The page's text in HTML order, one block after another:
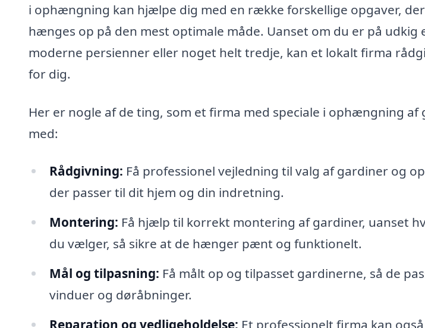
i ophængning kan hjælpe dig med en række forskellige opgaver,
hænges op på den mest optimale måde. Uanset om du er på udkig
moderne persienner eller noget helt tredje, kan et lokalt firma
for dig.
Her er nogle af de ting, som et firma med speciale i ophængning af
med:
Rådgivning: Få professionel vejledning til valg af gardiner og
der passer til dit hjem og din indretning.
Montering: Få hjælp til korrekt montering af gardiner, uanset
du vælger, så sikre at de hænger pænt og funktionelt.
Mål og tilpasning: Få målt op og tilpasset gardinerne, så de
vinduer og døråbninger.
Reparation og vedligeholdelse: Et professionelt firma kan